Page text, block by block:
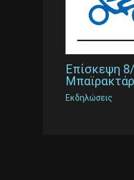
Επίσκεψη
Εκδηλώσεις